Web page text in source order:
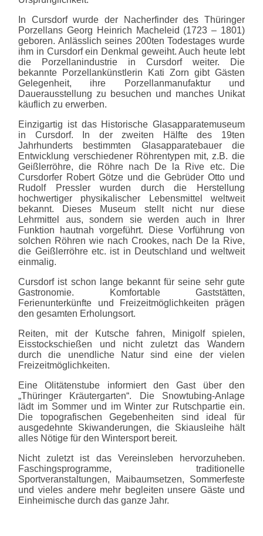
In Cursdorf wurde der Nacherfinder des Thüringer
Porzellans Georg Heinrich Macheleid (1723 – 1801)
geboren. Anlässlich seines 200ten Todestages wurde
ihm in Cursdorf ein Denkmal geweiht. Auch heute lebt
die Porzellanindustrie in Cursdorf weiter. Die
bekannte Porzellankünstlerin Kati Zorn gibt Gästen
Gelegenheit, ihre Porzellanmanufaktur und
Dauerausstellung zu besuchen und manches Unikat
käuflich zu erwerben.
Einzigartig ist das Historische Glasapparatemuseum
in Cursdorf. In der zweiten Hälfte des 19ten
Jahrhunderts bestimmten Glasapparatebauer die
Entwicklung verschiedener Röhrentypen mit, z.B. die
Geißlerröhre, die Röhre nach De la Rive etc. Die
Cursdorfer Robert Götze und die Gebrüder Otto und
Rudolf Pressler wurden durch die Herstellung
hochwertiger physikalischer Lebensmittel weltweit
bekannt. Dieses Museum stellt nicht nur diese
Lehrmittel aus, sondern sie werden auch in Ihrer
Funktion hautnah vorgeführt. Diese Vorführung von
solchen Röhren wie nach Crookes, nach De la Rive,
die Geißlerröhre etc. ist in Deutschland und weltweit
einmalig.
Cursdorf ist schon lange bekannt für seine sehr gute
Gastronomie. Komfortable Gaststätten,
Ferienunterkünfte und Freizeitmöglichkeiten prägen
den gesamten Erholungsort.
Reiten, mit der Kutsche fahren, Minigolf spielen,
Eisstockschießen und nicht zuletzt das Wandern
durch die unendliche Natur sind eine der vielen
Freizeitmöglichkeiten.
Eine Olitätenstube informiert den Gast über den
„Thüringer Kräutergarten“. Die Snowtubing-Anlage
lädt im Sommer und im Winter zur Rutschpartie ein.
Die topografischen Gegebenheiten sind ideal für
ausgedehnte Skiwanderungen, die Skiausleihe hält
alles Nötige für den Wintersport bereit.
Nicht zuletzt ist das Vereinsleben hervorzuheben.
Faschingsprogramme, traditionelle
Sportveranstaltungen, Maibaumsetzen, Sommerfeste
und vieles andere mehr begleiten unsere Gäste und
Einheimische durch das ganze Jahr.